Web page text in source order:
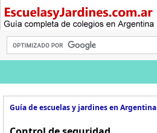
Guía de escuelas y jardines en Argentina